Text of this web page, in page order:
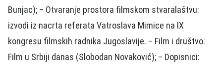
Bunjac); – Otvaranje prostora filmskom stvaralaštvu:
izvodi iz nacrta referata Vatroslava Mimice na IX
kongresu filmskih radnika Jugoslavije. – Film i društvo:
Film u Srbiji danas (Slobodan Novaković); – Dopisnici: